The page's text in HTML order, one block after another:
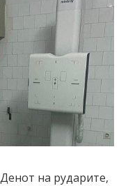
на рударите,